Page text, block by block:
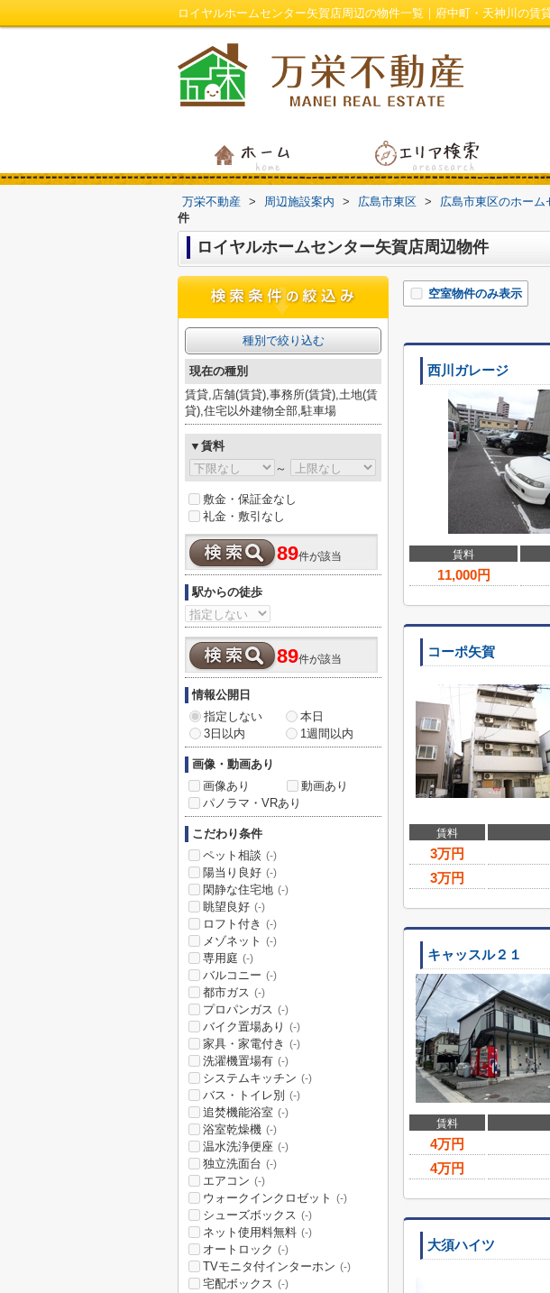
ロイヤルホームセンター矢賀店周辺の物件一覧｜府中町・天神川の賃
万栄不動産 > 周辺施設案内 > 広島市東区 > 広島市東区のホーム
件
ロイヤルホームセンター矢賀店周辺物件
空室物件のみ表示
西川ガレージ
賃料
11,000円
コーポ矢賀
賃料
3万円
3万円
キャッスル２１
賃料
4万円
4万円
大須ハイツ
種別で絞り込む
現在の種別
賃貸,店舗(賃貸),事務所(賃貸),土地(賃
貸),住宅以外建物全部,駐車場
▼賃料
～
敷金・保証金なし
礼金・敷引なし
89件が該当
駅からの徒歩
89件が該当
情報公開日
指定しない
本日
3日以内
1週間以内
画像・動画あり
画像あり
動画あり
パノラマ・VRあり
こだわり条件
ペット相談 (-)
陽当り良好 (-)
閑静な住宅地 (-)
眺望良好 (-)
ロフト付き (-)
メゾネット (-)
専用庭 (-)
バルコニー (-)
都市ガス (-)
プロパンガス (-)
バイク置場あり (-)
家具・家電付き (-)
洗濯機置場有 (-)
システムキッチン (-)
バス・トイレ別 (-)
追焚機能浴室 (-)
浴室乾燥機 (-)
温水洗浄便座 (-)
独立洗面台 (-)
エアコン (-)
ウォークインクロゼット (-)
シューズボックス (-)
ネット使用料無料 (-)
オートロック (-)
TVモニタ付インターホン (-)
宅配ボックス (-)